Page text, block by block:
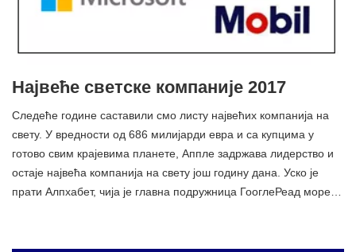
Највеће светске компаније 2017
Следеће године саставили смо листу највећих компанија на
свету. У вредности од 686 милијарди евра и са купцима у
готово свим крајевима планете, Аппле задржава лидерство и
остаје највећа компанија на свету још годину дана. Уско је
прати Алпхабет, чија је главна подружница ГооглеРеад море…